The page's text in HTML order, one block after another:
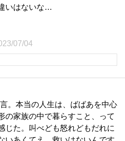
いはないな…
07/04
。本当の人生は、ばばあを中心
の家族の中で暮らすこと、って
じた。叫べども怒れどもだれに